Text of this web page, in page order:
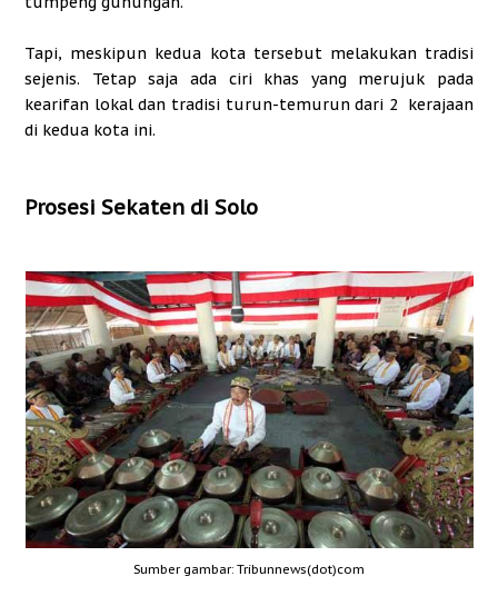
Tapi, meskipun kedua kota tersebut melakukan tradisi
sejenis. Tetap saja ada ciri khas yang merujuk pada
kearifan lokal dan tradisi turun-temurun dari 2 kerajaan
di kedua kota ini.
Prosesi Sekaten di Solo
Sumber gambar: Tribunnews(dot)com